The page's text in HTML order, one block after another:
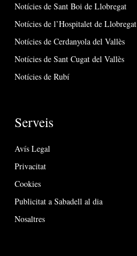
Notícies de Sant Boi de Llobregat
Notícies de l’Hospitalet de Llobregat
Notícies de Cerdanyola del Vallès
Notícies de Sant Cugat del Vallès
Notícies de Rubí
Serveis
Avís Legal
Privacitat
Cookies
Publicitat a Sabadell al dia
Nosaltres